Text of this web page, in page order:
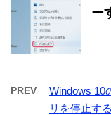
ー
PREV
Windows 10
リを停止す